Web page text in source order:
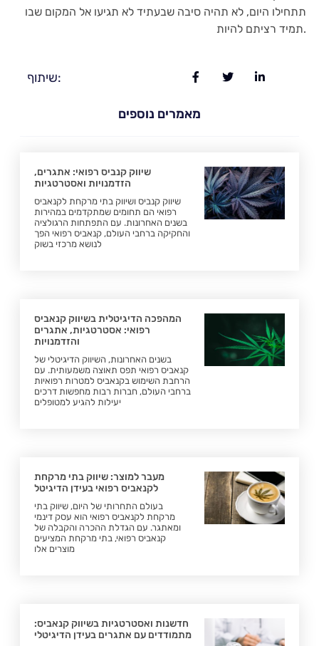
תתחילו היום, לא תהיה סיבה שבעתיד לא תגיעו אל המקום שבו
תמיד רציתם להיות.
שיתוף:
מאמרים נוספים
שיווק קנביס רפואי: אתגרים,
הזדמנויות ואסטרטגיות
שיווק קנביס ושיווק בתי מרקחת לקנאביס
רפואי הם תחומים שמתקדמים במהירות
בשנים האחרונות. עם התפתחות הרגולציה
והחקיקה ברחבי העולם, קנאביס רפואי הפך
לנושא מרכזי בשוק
המהפכה הדיגיטלית בשיווק קנאביס
רפואי: אסטרטגיות, אתגרים
והזדמנויות
בשנים האחרונות, השיווק הדיגיטלי של
קנאביס רפואי תפס תאוצה משמעותית. עם
הרחבת השימוש בקנאביס למטרות רפואיות
ברחבי העולם, חברות רבות מחפשות דרכים
יעילות להגיע למטופלים
מעבר למוצר: שיווק בתי מרקחת
לקנאביס רפואי בעידן הדיגיטל
בעולם התחרותי של היום, שיווק בתי
מרקחת לקנאביס רפואי הוא עסק דינמי
ומאתגר. עם הגדלת ההכרה והקבלה של
קנאביס רפואי, בתי מרקחת המציעים
מוצרים אלו
חדשנות ואסטרטגיות בשיווק קנאביס:
מתמודדים עם אתגרים בעידן הדיגיטלי